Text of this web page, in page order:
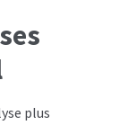
plus